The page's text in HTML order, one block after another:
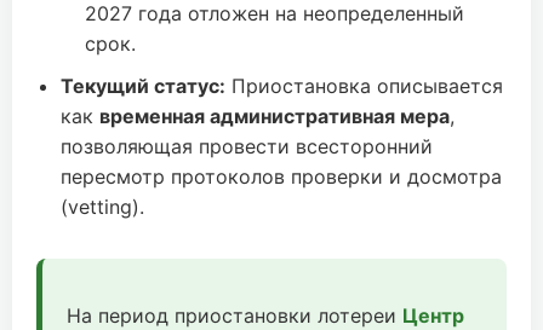
2027 года отложен на неопределенный
срок.
Текущий статус: Приостановка описывается
как временная административная мера,
позволяющая провести всесторонний
пересмотр протоколов проверки и досмотра
(vetting).
На период приостановки лотереи Центр